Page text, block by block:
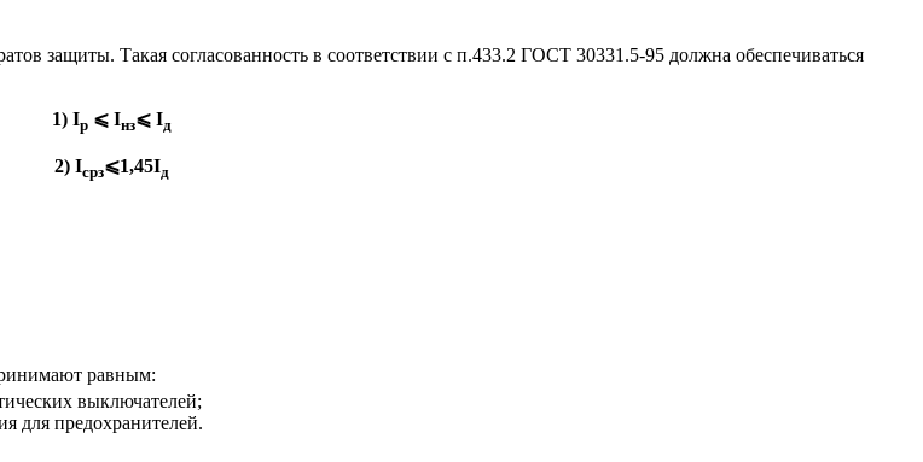
защиты. Такая согласованность в соответствии с п.433.2 ГОСТ 30331.5-95 должна обеспечиваться
1) Iр ⩽ Iнз⩽ Iд
2) Iсрз⩽1,45Iд
равным:
выключателей;
для предохранителей.